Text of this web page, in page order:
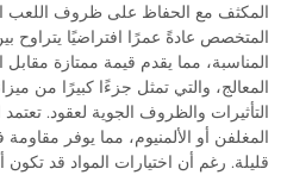
المكثف مع الحفاظ على ظروف اللعب
المناسبة، مما يقدم قيمة ممتازة مقابل
المعالج، والتي تمثل جزءًا كبيرًا من
التأثيرات والظروف الجوية لعقود. تعتمد
المغلفن أو الألمنيوم، مما يوفر
قليلة. رغم أن اختيارات المواد قد تكون